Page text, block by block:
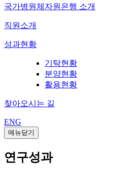
국가병원체자원은행 소개
직원소개
성과현황
기탁현황
분양현황
활용현황
찾아오시는 길
ENG
메뉴닫기
연구성과